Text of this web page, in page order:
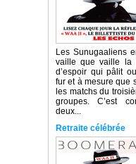
Les Sunugaaliens
vaille que vaille la
d’espoir qui pâlit
fur et à mesure que
les matchs du
groupes. C’est
deux...
Retraite célébrée